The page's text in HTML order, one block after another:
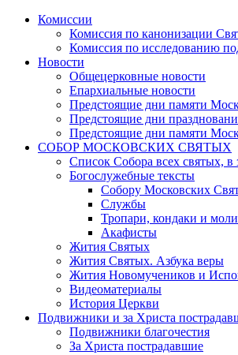
Комиссии
Комиссия по канонизации
Комиссия по исследованию
Новости
Общецерковные новости
Епархиальные новости
Предстоящие дни памяти
Предстоящие дни
Предстоящие дни памяти
СОБОР МОСКОВСКИХ СВЯТЫХ
Список Собора всех святых,
Богослужебные тексты
Собору Московских
Службы
Тропари, кондаки и
Акафисты
Жития Святых
Жития Святых. Азбука веры
Жития Новомучеников и
Видеоматериалы
История Церкви
Подвижники и за Христа
Подвижники благочестия
За Христа пострадавшие